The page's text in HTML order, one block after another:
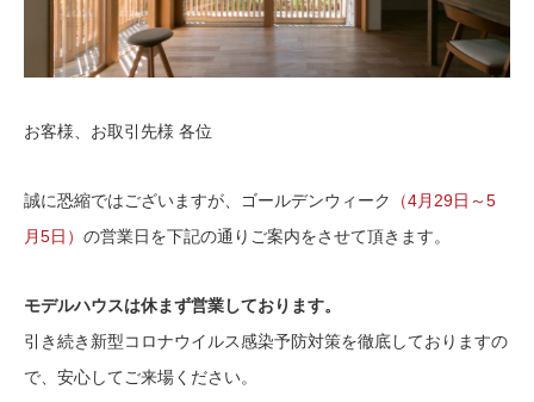
お客様、お取引先様 各位
誠に恐縮ではございますが、ゴールデンウィーク
（4月29日～5
月5日） の営業日を下記の通りご案内をさせて頂きます。
モデルハウスは休まず営業しております。
引き続き新型コロナウイルス感染予防対策を徹底しておりますの
で、安心してご来場ください。